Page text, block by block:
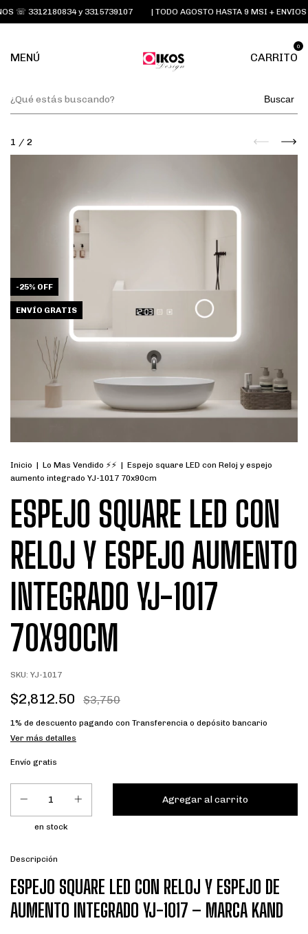
☏ 3312180834 y 3315739107 | TODO AGOSTO HASTA 9 MSI + ENVIOS
MENÚ CARRITO
0
Buscar
1 / 2
-25% OFF
ENVÍO GRATIS
Inicio | Lo Mas Vendido ⚡⚡ | Espejo square LED con Reloj y espejo
aumento integrado YJ-1017 70x90cm
ESPEJO SQUARE LED CON
RELOJ Y ESPEJO AUMENTO
INTEGRADO YJ-1017
70X90CM
SKU: YJ-1017
$2,812.50 $3,750
1% de descuento pagando con Transferencia o depósito bancario
Ver más detalles
Envío gratis
en stock
Descripción
ESPEJO SQUARE LED CON RELOJ Y ESPEJO DE
AUMENTO INTEGRADO YJ-1017 – MARCA KAND